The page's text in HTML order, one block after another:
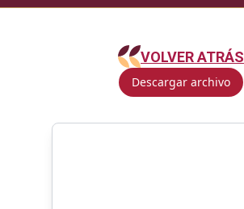
VOLVER ATRÁS
Descargar archivo